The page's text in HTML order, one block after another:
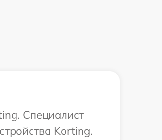
Специалист
Korting.